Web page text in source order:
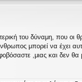
του δύναμη, που οι
μπορεί να έχει
,μιας και δεν θα